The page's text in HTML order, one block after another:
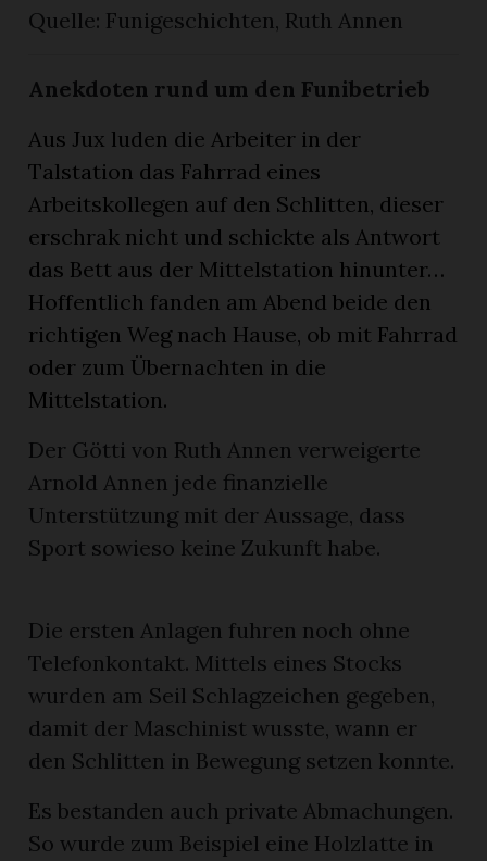
Quelle: Funigeschichten, Ruth Annen
Anekdoten rund um den Funibetrieb
Aus Jux luden die Arbeiter in der
Talstation das Fahrrad eines
Arbeitskollegen auf den Schlitten, dieser
erschrak nicht und schickte als Antwort
das Bett aus der Mittelstation hinunter…
Hoffentlich fanden am Abend beide den
richtigen Weg nach Hause, ob mit Fahrrad
oder zum Übernachten in die
Mittelstation.
Der Götti von Ruth Annen verweigerte
Arnold Annen jede finanzielle
Unterstützung mit der Aussage, dass
Sport sowieso keine Zukunft habe.
Die ersten Anlagen fuhren noch ohne
Telefonkontakt. Mittels eines Stocks
wurden am Seil Schlagzeichen gegeben,
damit der Maschinist wusste, wann er
den Schlitten in Bewegung setzen konnte.
Es bestanden auch private Abmachungen.
So wurde zum Beispiel eine Holzlatte in